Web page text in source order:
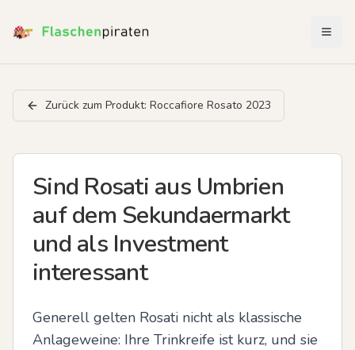
Zurück zum Produkt: Roccafiore Rosato 2023
Sind Rosati aus Umbrien
auf dem Sekundaermarkt
und als Investment
interessant
Generell gelten Rosati nicht als klassische
Anlageweine: Ihre Trinkreife ist kurz, und sie